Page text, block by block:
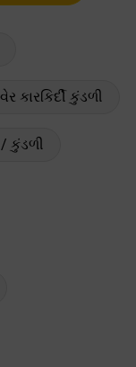
કારકિર્દી કુંડળી
કુંડળી